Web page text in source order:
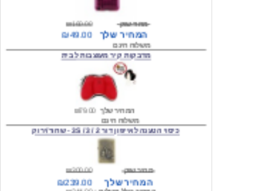
המחיר שלך
משלוח חינם
מדבקות קיר מעוצבות לבית
₪79.00
המחיר שלך
משלוח חינם
כיסוי הטענה לאייפון דור 2 / 3 / 3S - שחור/ירוק
המחיר שלך
₪244.00 המחיר כולל משלוח :
עגילים מעוצבים